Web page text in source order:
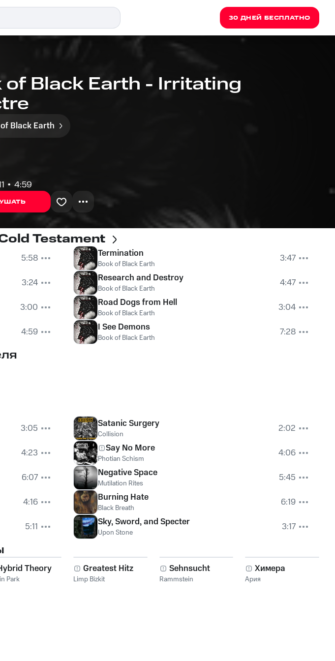
30 ДНЕЙ БЕСПЛАТНО
of Black Earth - Irritating
Black Earth
4:59
Testament
5:58
3:24
3:00
4:59
Termination
Book of Black Earth
3:47
Research and Destroy
Book of Black Earth
4:47
Road Dogs from Hell
Book of Black Earth
3:04
I See Demons
Book of Black Earth 7:28
3:05
4:23
6:07
4:16
5:11
Satanic Surgery
Collision
2:02
Say No More
Photian Schism
4:06
Negative Space
Mutilation Rites
5:45
Burning Hate
Black Breath
6:19
Sky, Sword, and Specter
Upon Stone 3:17
Theory
Park
Greatest Hitz
Limp Bizkit
Sehnsucht
Rammstein
Химера
Ария